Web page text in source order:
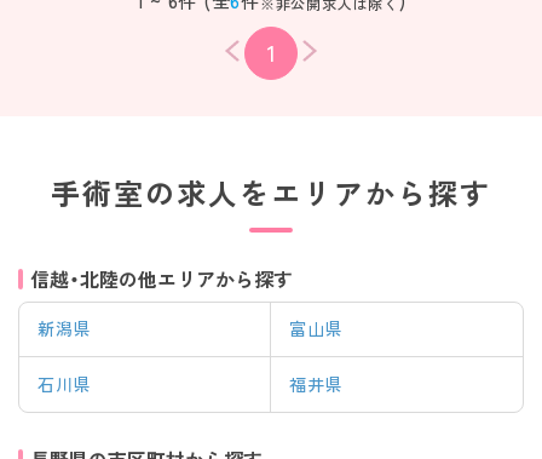
1
手術室の求人をエリアから探す
信越・北陸の他エリアから探す
新潟県 富山県
石川県 福井県